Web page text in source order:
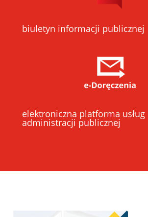
biuletyn informacji publicznej
elektroniczna platforma usług
administracji publicznej